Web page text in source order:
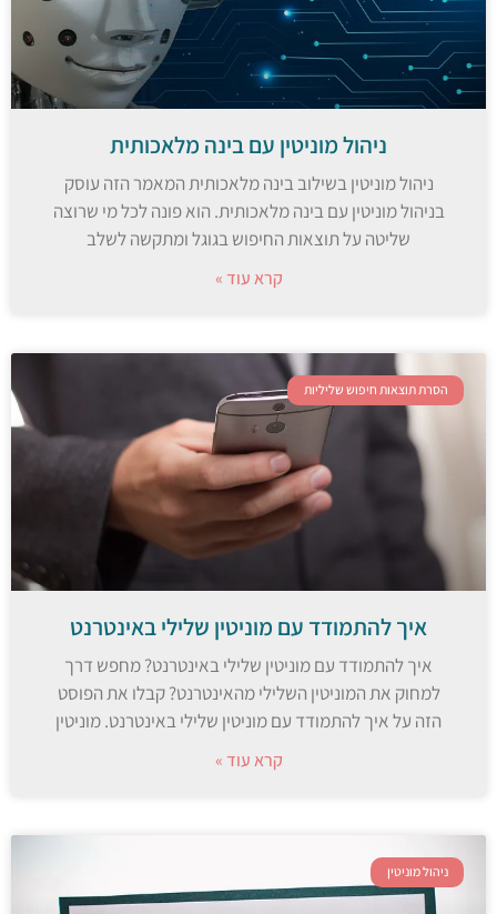
ניהול מוניטין עם בינה מלאכותית
ניהול מוניטין בשילוב בינה מלאכותית המאמר הזה עוסק
בניהול מוניטין עם בינה מלאכותית. הוא פונה לכל מי שרוצה
שליטה על תוצאות החיפוש בגוגל ומתקשה לשלב
קרא עוד »
הסרת תוצאות חיפוש שליליות
איך להתמודד עם מוניטין שלילי באינטרנט
איך להתמודד עם מוניטין שלילי באינטרנט? מחפש דרך
למחוק את המוניטין השלילי מהאינטרנט? קבלו את הפוסט
הזה על איך להתמודד עם מוניטין שלילי באינטרנט. מוניטין
קרא עוד »
ניהול מוניטין